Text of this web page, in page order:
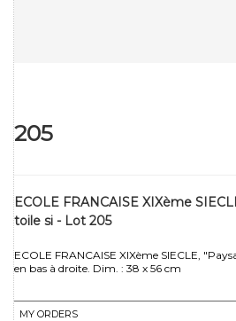
205
ECOLE FRANCAISE XIXème
toile si - Lot 205
ECOLE FRANCAISE XIXème SIECLE,
en bas à droite. Dim. : 38 x 56 cm
MY ORDERS